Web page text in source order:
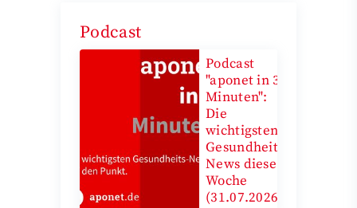
Podcast
Podcast
"aponet in 3
Minuten":
Die
wichtigsten
Gesundheits-
News diese
Woche
(31.07.2026)